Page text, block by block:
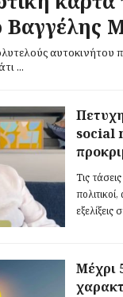
Βαγγέλης
αυτοκινήτου
...
social
Τις
Μέχρι